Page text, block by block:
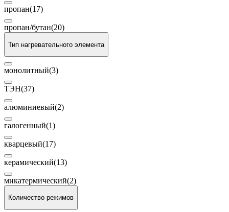
пропан(17)
пропан/бутан(20)
Тип нагревательного элемента
монолитный(3)
ТЭН(37)
алюминиевый(2)
галогенный(1)
кварцевый(17)
керамический(13)
микатермический(2)
Количество режимов